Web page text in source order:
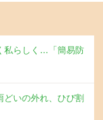
私らしく…「簡易防
いの外れ、ひび割